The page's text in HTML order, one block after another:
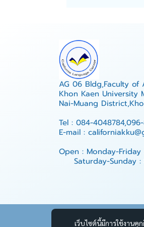
เว็บไซต์นี้มีการใช้งาน
AG 06 Bldg,Faculty of
Khon Kaen University
Nai-Muang
Tel : 084-
E-mail :
Open : Monday-Friday
Saturday-Sunday :